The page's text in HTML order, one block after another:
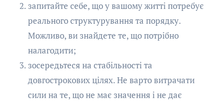
запитайте себе, що у вашому житті потребує
реального структурування та порядку.
Можливо, ви знайдете те, що потрібно
налагодити;
зосередьтеся на стабільності та
довгострокових цілях. Не варто витрачати
сили на те, що не має значення і не дає